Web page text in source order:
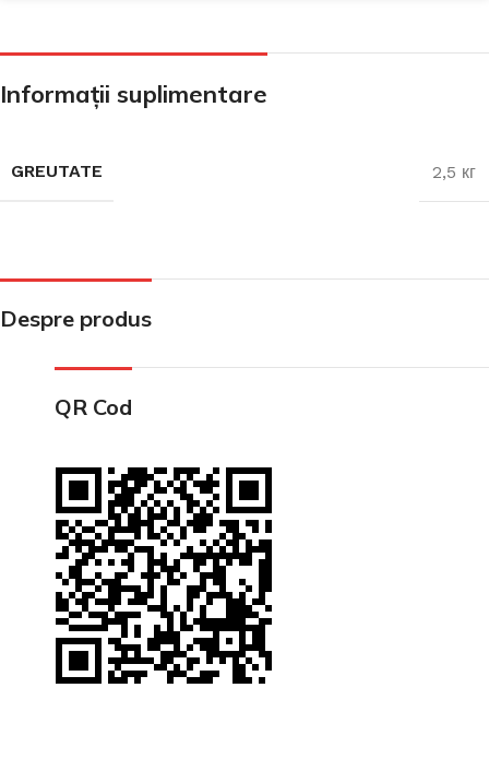
Informații suplimentare
GREUTATE 2,5 кг
Despre produs
QR Cod